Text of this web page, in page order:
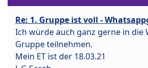
Re: 1. Gruppe ist voll -
Ich würde auch ganz gerne in die
Gruppe teilnehmen.
Mein ET ist der 18.03.21